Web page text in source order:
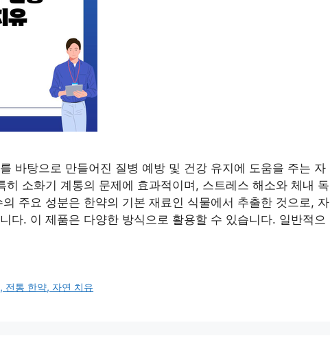
바탕으로 만들어진 질병 예방 및 건강 유지에 도움을 주는 자
히 소화기 계통의 문제에 효과적이며, 스트레스 해소와 체내 독
주요 성분은 한약의 기본 재료인 식물에서 추출한 것으로, 자
다. 이 제품은 다양한 방식으로 활용할 수 있습니다. 일반적으
전통 한약, 자연 치유